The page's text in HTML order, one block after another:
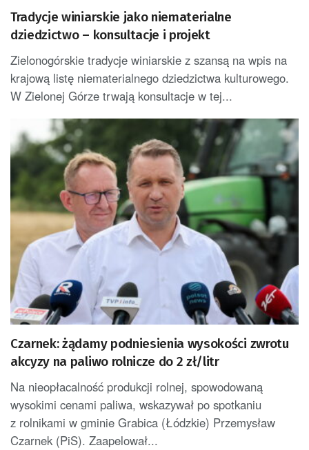
Tradycje winiarskie jako niematerialne
dziedzictwo – konsultacje i projekt
Zielonogórskie tradycje winiarskie z szansą na wpis na
krajową listę niematerialnego dziedzictwa kulturowego.
W Zielonej Górze trwają konsultacje w tej...
Czarnek: żądamy podniesienia wysokości zwrotu
akcyzy na paliwo rolnicze do 2 zł/litr
Na nieopłacalność produkcji rolnej, spowodowaną
wysokimi cenami paliwa, wskazywał po spotkaniu
z rolnikami w gminie Grabica (Łódzkie) Przemysław
Czarnek (PiS). Zaapelował...